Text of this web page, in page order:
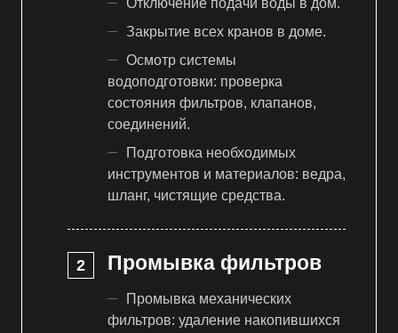
Закрытие всех кранов в доме.
Осмотр системы
водоподготовки: проверка
состояния фильтров, клапанов,
соединений.
Подготовка необходимых
инструментов и материалов: ведра,
шланг, чистящие средства.
Промывка фильтров
Промывка механических
фильтров: удаление накопившихся